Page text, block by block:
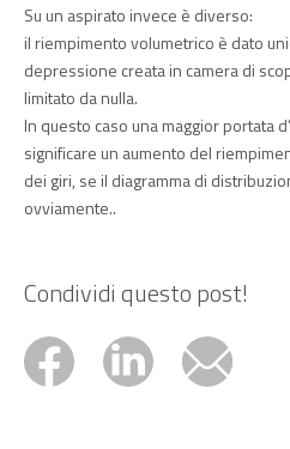
Su un aspirato invece è diverso:
il riempimento volumetrico è dato
depressione creata in camera di
limitato da nulla.
In questo caso una maggior portata
significare un aumento del
dei giri, se il diagramma di
ovviamente..
Condividi questo post!